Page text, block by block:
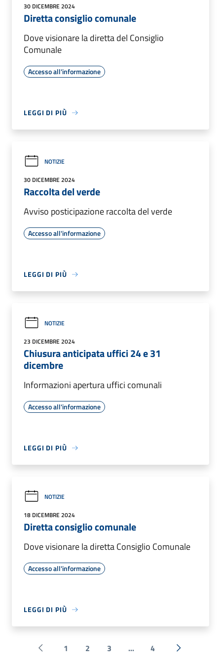
30 DICEMBRE 2024
Diretta consiglio comunale
Dove visionare la diretta del Consiglio
Comunale
Accesso all'informazione
LEGGI DI PIÙ
NOTIZIE
30 DICEMBRE 2024
Raccolta del verde
Avviso posticipazione raccolta del verde
Accesso all'informazione
LEGGI DI PIÙ
NOTIZIE
23 DICEMBRE 2024
Chiusura anticipata uffici 24 e 31
dicembre
Informazioni apertura uffici comunali
Accesso all'informazione
LEGGI DI PIÙ
NOTIZIE
18 DICEMBRE 2024
Diretta consiglio comunale
Dove visionare la diretta Consiglio Comunale
Accesso all'informazione
LEGGI DI PIÙ
Pagina precedente
1 2 3 ... 4 Successiva